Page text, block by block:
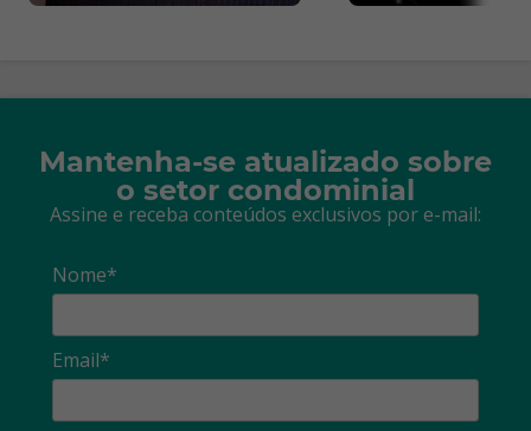
Mantenha-se atualizado sobre
o setor condominial
Assine e receba conteúdos exclusivos por e-mail:
Nome*
Email*